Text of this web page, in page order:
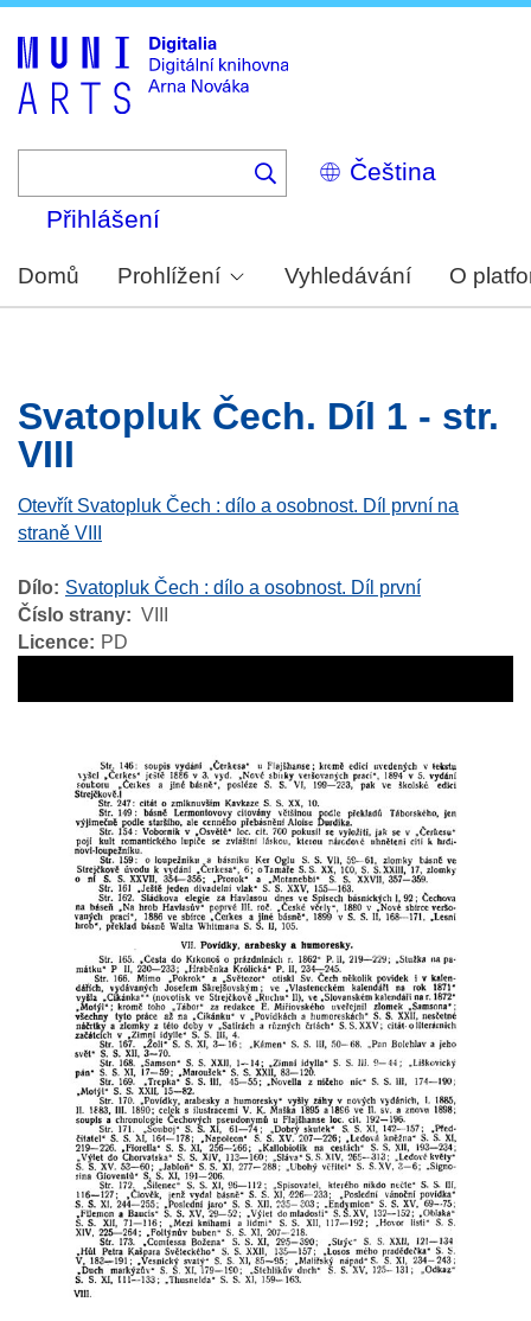
Select
your
Přihlášení
Domů Prohlížení Vyhledávání O
Svatopluk Čech. Díl 1 - str.
VIII
Otevřít Svatopluk Čech : dílo a osobnost. Díl první na
straně VIII
Dílo
Svatopluk Čech : dílo a osobnost. Díl první
Číslo strany
VIII
Licence
PD